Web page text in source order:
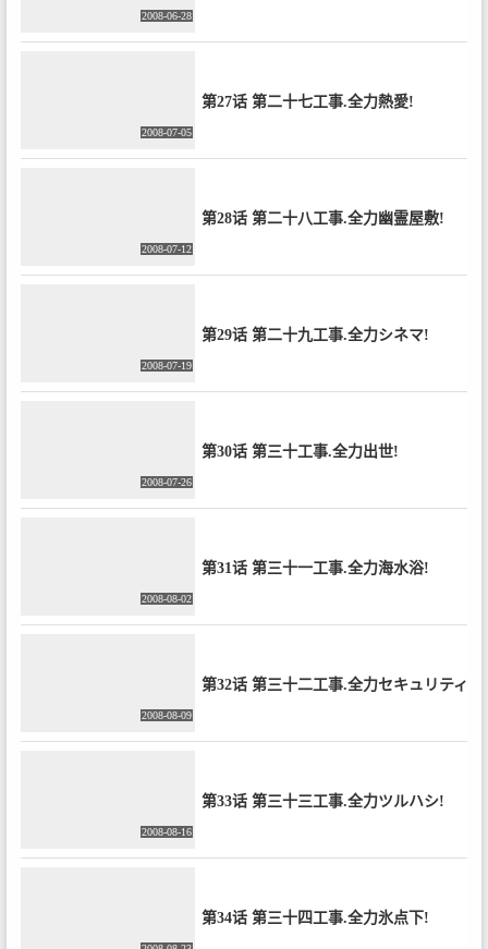
2008-06-28
2008-07-05
第27话 第二十七工事.全力熱愛!
2008-07-12
第28话 第二十八工事.全力幽霊屋敷!
2008-07-19
第29话 第二十九工事.全力シネマ!
2008-07-26
第30话 第三十工事.全力出世!
2008-08-02
第31话 第三十一工事.全力海水浴!
2008-08-09
第32话 第三十二工事.全力セキュリティ!
2008-08-16
第33话 第三十三工事.全力ツルハシ!
第34话 第三十四工事.全力氷点下!